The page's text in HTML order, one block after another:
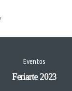
Eventos
Feriarte 2023